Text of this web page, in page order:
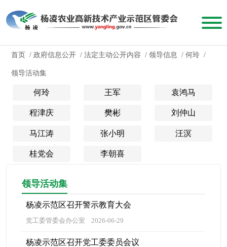
首页 / 政府信息公开 / 法定主动公开内容 / 领导信息 / 何玲 /
领导活动集
何玲 王军 袁鸿马
程津庆 樊彬 刘仲山
马江涛 张小明 汪溟
桂党会 李朝喜
领导活动集
杨凌示范区召开警示教育大会
党工委管委会办公室 2026-06-29
杨凌示范区召开党工委委员会议